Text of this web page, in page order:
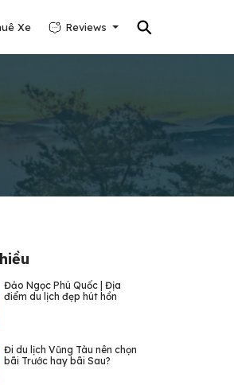
⚲
Xe Reviews
Đảo Ngọc Phú Quốc | Địa
điểm du lịch đẹp hút hồn
Đi du lịch Vũng Tàu nên chọn
bãi Trước hay bãi Sau?